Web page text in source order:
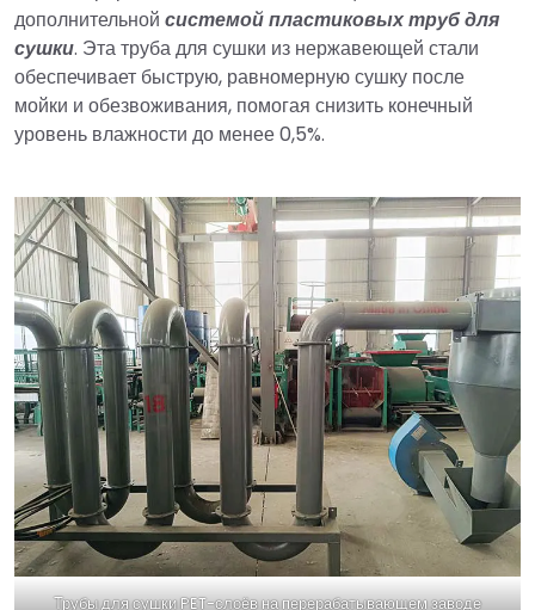
дополнительной системой пластиковых труб для
сушки. Эта труба для сушки из нержавеющей стали
обеспечивает быструю, равномерную сушку после
мойки и обезвоживания, помогая снизить конечный
уровень влажности до менее 0,5%.
Трубы для сушки PET-слоёв на перерабатывающем заводе